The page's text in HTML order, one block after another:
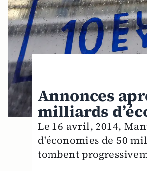
Annonces
milliards
Le 16 avril, 2014,
d'économies de 50
tombent